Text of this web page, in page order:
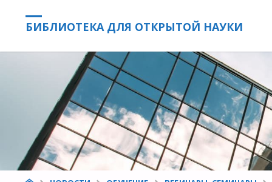
БИБЛИОТЕКА ДЛЯ ОТКРЫТОЙ НАУКИ